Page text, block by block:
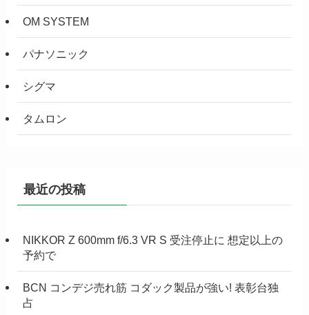
OM SYSTEM
パナソニック
シグマ
タムロン
最近の投稿
NIKKOR Z 600mm f/6.3 VR S 受注停止に 想定以上の
予約で
BCN コンデジ売れ筋 コダック製品が強い! 表彰台独
占